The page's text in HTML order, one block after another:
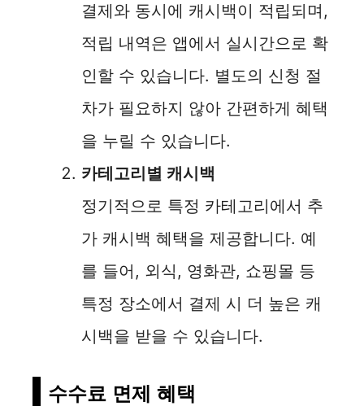
결제와 동시에 캐시백이 적립되며,
적립 내역은 앱에서 실시간으로 확
인할 수 있습니다. 별도의 신청 절
차가 필요하지 않아 간편하게 혜택
을 누릴 수 있습니다.
카테고리별 캐시백
정기적으로 특정 카테고리에서 추
가 캐시백 혜택을 제공합니다. 예
를 들어, 외식, 영화관, 쇼핑몰 등
특정 장소에서 결제 시 더 높은 캐
시백을 받을 수 있습니다.
수수료 면제 혜택